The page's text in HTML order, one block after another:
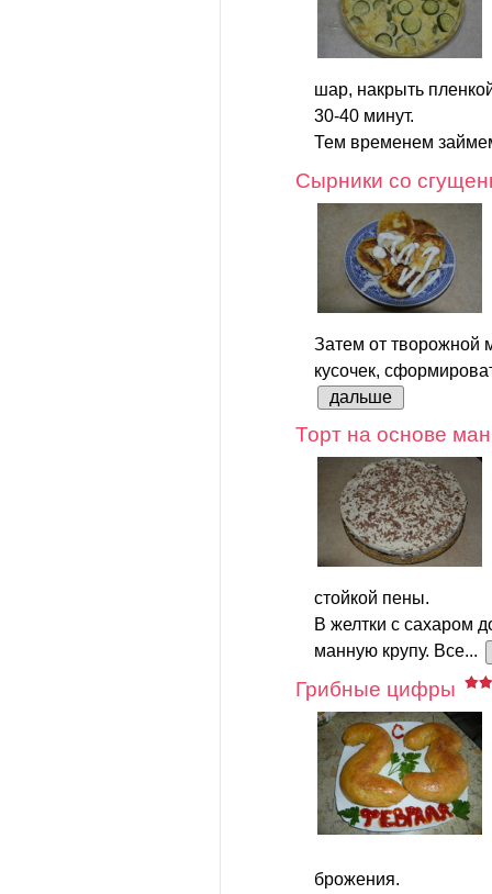
шар, накрыть
30-40 минут.
Тем временем
Сырники со
Затем от творожной
кусочек,
дальше
Торт на основе
стойкой пены.
В желтки с сахаром
манную крупу. Все...
Грибные цифры
брожения.